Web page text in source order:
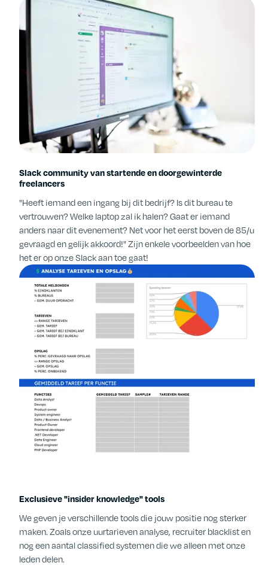
Slack community van startende en doorgewinterde
freelancers
"Heeft iemand een ingang bij dit bedrijf? Is dit bureau te
vertrouwen? Welke laptop zal ik halen? Gaat er iemand
anders naar dit evenement? Net voor het eerst boven de 85/u
gevraagd en gelijk akkoord!" Zijn enkele voorbeelden van hoe
het er op onze Slack aan toe gaat!
Exclusieve "insider knowledge" tools
We geven je verschillende tools die jouw positie nog sterker
maken. Zoals onze uurtarieven analyse, recruiter blacklist en
nog een aantal classified systemen die we alleen met onze
leden delen.